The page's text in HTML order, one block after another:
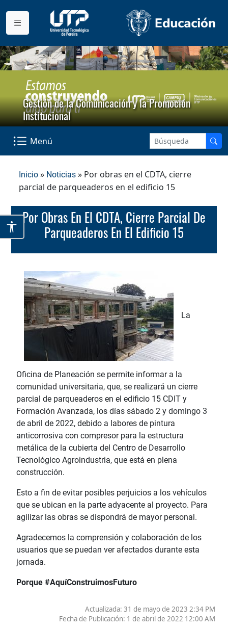
Gestión de la Comunicación y la Promoción
Institucional
Menú
Inicio » Noticias » Por obras en el CDTA, cierre
parcial de parqueaderos en el edificio 15
Por Obras En El CDTA, Cierre Parcial De
Parqueaderos En El Edificio 15
La
Oficina de Planeación se permite informar a la
comunidad universitaria, que, se realizará un cierre
parcial de parqueaderos en el edificio 15 CDIT y
Formación Avanzada, los días sábado 2 y domingo 3
de abril de 2022, debido a labores de pintura
anticorrosiva con compresor para la estructura
metálica de la cubierta del Centro de Desarrollo
Tecnológico Agroindustria, que está en plena
construcción.
Esto a fin de evitar posibles perjuicios a los vehículos
que se ubican en la parte adyacente al proyecto. Para
agilizar las obras se dispondrá de mayor personal.
Agradecemos la comprensión y colaboración de los
usuarios que se puedan ver afectados durante esta
jornada.
Porque #AquíConstruimosFuturo
Actualizada: 31 de mayo de 2023 2:34 PM
Fecha de Publicación: 1 de abril de 2022 12:00 AM